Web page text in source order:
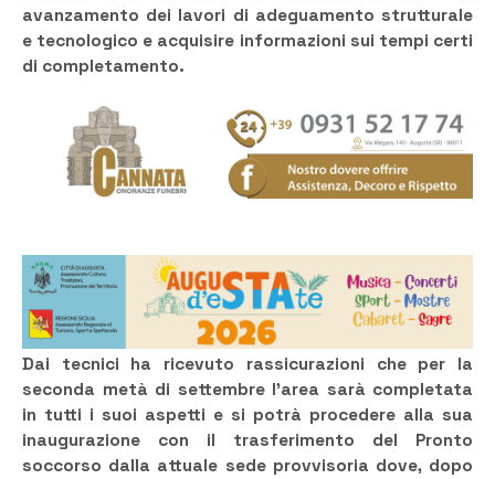
avanzamento dei lavori di adeguamento strutturale
e tecnologico e acquisire informazioni sui tempi certi
di completamento.
Dai tecnici ha ricevuto rassicurazioni che per la
seconda metà di settembre l’area sarà completata
in tutti i suoi aspetti e si potrà procedere alla sua
inaugurazione con il trasferimento del Pronto
soccorso dalla attuale sede provvisoria dove, dopo